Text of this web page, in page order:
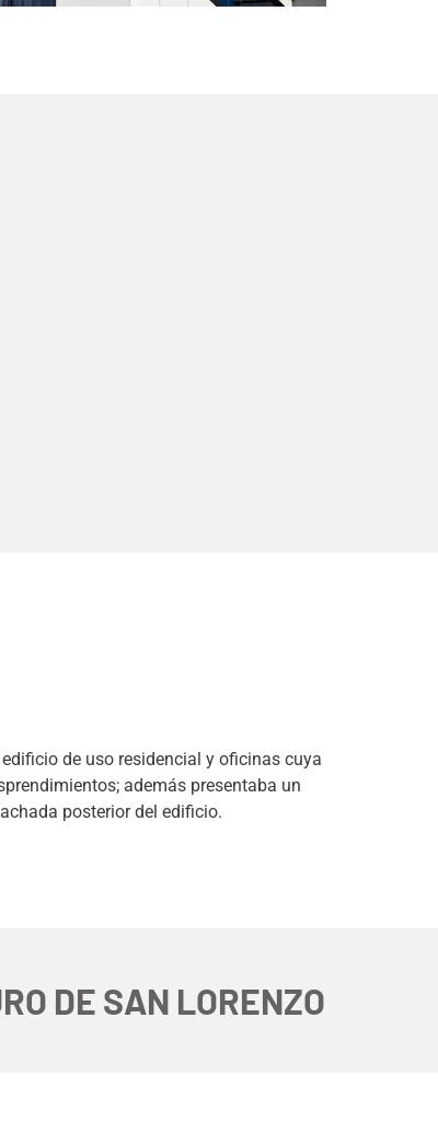
de uso residencial y oficinas cuya
además presentaba un
posterior del edificio.
DE SAN LORENZO